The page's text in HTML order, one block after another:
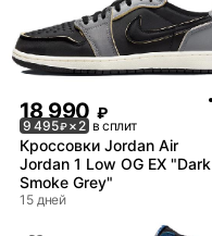
18 990 ₽
9 495₽× 2 в сплит
Кроссовки Jordan Air
Jordan 1 Low OG EX "Dark
Smoke Grey"
15 дней